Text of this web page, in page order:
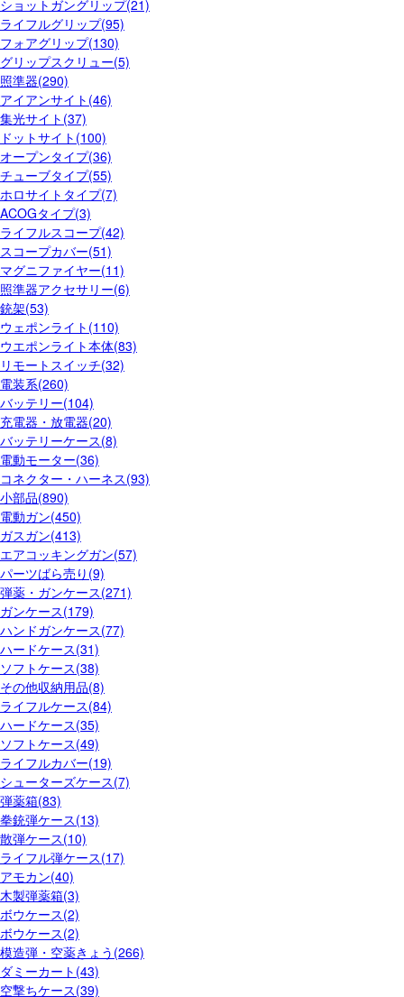
ショットガングリップ(21)
ライフルグリップ(95)
フォアグリップ(130)
グリップスクリュー(5)
照準器(290)
アイアンサイト(46)
集光サイト(37)
ドットサイト(100)
オープンタイプ(36)
チューブタイプ(55)
ホロサイトタイプ(7)
ACOGタイプ(3)
ライフルスコープ(42)
スコープカバー(51)
マグニファイヤー(11)
照準器アクセサリー(6)
銃架(53)
ウェポンライト(110)
ウエポンライト本体(83)
リモートスイッチ(32)
電装系(260)
バッテリー(104)
充電器・放電器(20)
バッテリーケース(8)
電動モーター(36)
コネクター・ハーネス(93)
小部品(890)
電動ガン(450)
ガスガン(413)
エアコッキングガン(57)
パーツばら売り(9)
弾薬・ガンケース(271)
ガンケース(179)
ハンドガンケース(77)
ハードケース(31)
ソフトケース(38)
その他収納用品(8)
ライフルケース(84)
ハードケース(35)
ソフトケース(49)
ライフルカバー(19)
シューターズケース(7)
弾薬箱(83)
拳銃弾ケース(13)
散弾ケース(10)
ライフル弾ケース(17)
アモカン(40)
木製弾薬箱(3)
ボウケース(2)
ボウケース(2)
模造弾・空薬きょう(266)
ダミーカート(43)
空撃ちケース(39)